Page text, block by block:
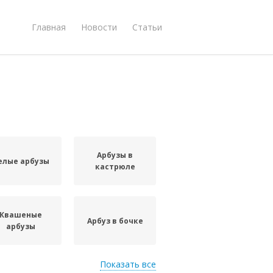
Главная Новости Статьи
арбузы
Арбузы в
кастрюле
Квашеные
арбузы
Арбуз в бочке
Показать все